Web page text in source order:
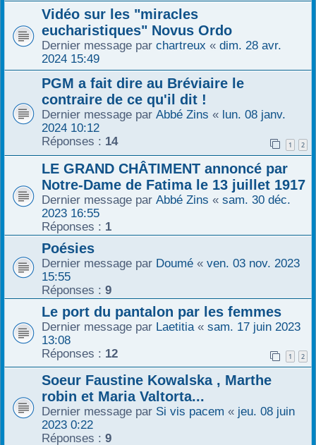
Vidéo sur les "miracles
eucharistiques" Novus Ordo
Dernier message par chartreux « dim. 28 avr.
2024 15:49
PGM a fait dire au Bréviaire le
contraire de ce qu'il dit !
Dernier message par Abbé Zins « lun. 08 janv.
2024 10:12
Réponses : 14 1 2
LE GRAND CHÂTIMENT annoncé par
Notre-Dame de Fatima le 13 juillet 1917
Dernier message par Abbé Zins « sam. 30 déc.
2023 16:55
Réponses : 1
Poésies
Dernier message par Doumé « ven. 03 nov. 2023
15:55
Réponses : 9
Le port du pantalon par les femmes
Dernier message par Laetitia « sam. 17 juin 2023
13:08
Réponses : 12 1 2
Soeur Faustine Kowalska , Marthe
robin et Maria Valtorta...
Dernier message par Si vis pacem « jeu. 08 juin
2023 0:22
Réponses : 9